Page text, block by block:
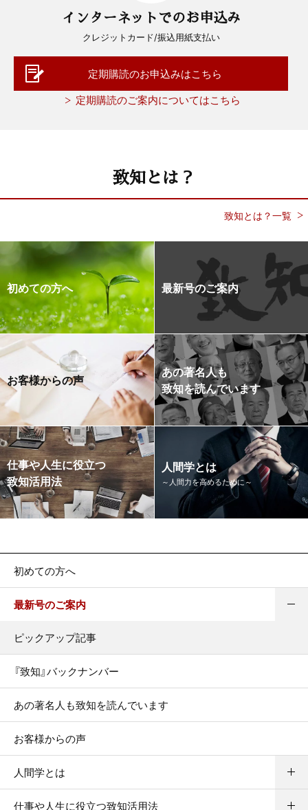
インターネットでのお申込み
クレジットカード/振込用紙支払い
定期購読のお申込みはこちら
定期購読のご案内についてはこちら
致知とは？
致知とは？一覧
初めての方へ 最新号のご案内
お客様からの声
あの著名人も
致知を読んでいます
仕事や人生に役立つ
致知活用法
人間学とは
～人間力を高めるために～
初めての方へ
最新号のご案内
ピックアップ記事
『致知』バックナンバー
あの著名人も致知を読んでいます
お客様からの声
人間学とは
仕事や人生に役立つ致知活用法